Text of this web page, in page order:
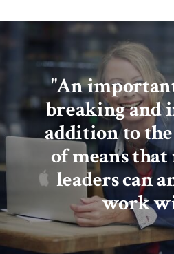
"An
breaking and
addition to
of means that
leaders can
work